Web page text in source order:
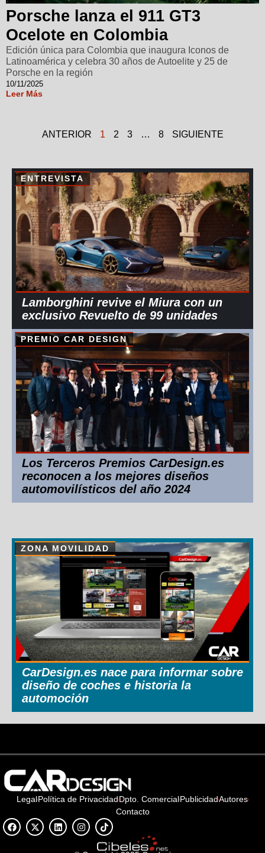
Porsche lanza el 911 GT3
Ocelote en Colombia
Edición única para Colombia que inaugura Iconos de
Latinoamérica y celebra 30 años de Autoelite y 25 de
Porsche en la región
10/11/2025
Leer Más
ANTERIOR 1 2 3 … 8 SIGUIENTE
ENTREVISTA
Lamborghini revive el Miura con un
exclusivo Revuelto de 99 unidades
PREMIO CAR DESIGN
Los Terceros Premios CarDesign.es
reconocen a los mejores diseños
automovilísticos del año 2024
ZONA MOVILIDAD
CarDesign.es nace para informar sobre
diseño de coches e historia la
automoción
LegalPolítica de PrivacidadDpto. ComercialPublicidadAutores
Contacto